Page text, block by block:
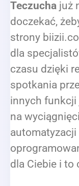
Teczucha już
doczekać,
strony
dla
czasu dzięki
spotkania
innych funkcji
na
dla Ciebie i to